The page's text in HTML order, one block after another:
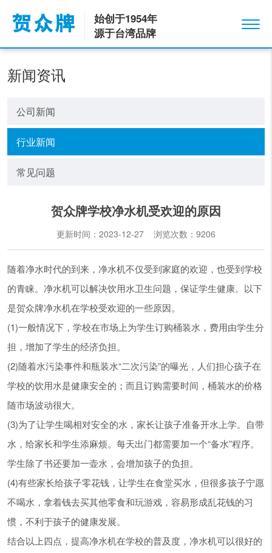
始创于1954年
源于台湾品牌
新闻资讯
公司新闻
行业新闻
常见问题
贺众牌学校净水机受欢迎的原因
更新时间：2023-12-27 浏览次数： 9206
随着净水时代的到来，净水机不仅受到家庭的欢迎，也受到学校
的青睐。净水机可以解决饮用水卫生问题，保证学生健康。以下
是贺众牌净水机在学校受欢迎的一些原因。
(1)一般情况下，学校在市场上为学生订购桶装水，费用由学生分
担，增加了学生的经济负担。
(2)随着水污染事件和瓶装水“二次污染”的曝光，人们担心孩子在
学校的饮用水是健康安全的；而且订购需要时间，桶装水的价格
随市场波动很大。
(3)为了让学生喝相对安全的水，家长让孩子准备开水上学。自带
水，给家长和学生添麻烦。每天出门都需要加一个“备水”程序。
学生除了书还要加一壶水，会增加孩子的负担。
(4)有些家长给孩子零花钱，让学生在食堂买水，但很多孩子宁愿
不喝水，拿着钱去买其他零食和玩游戏，容易形成乱花钱的习
惯，不利于孩子的健康发展。
结合以上四点，提高净水机在学校的普及度，净水机可以很好的